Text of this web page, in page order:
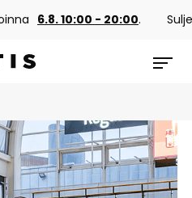
6.8. 10:00 - 20:00. Suljettu.